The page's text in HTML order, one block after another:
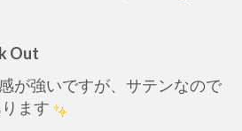
Out
が強いですが、サテンなので
ます